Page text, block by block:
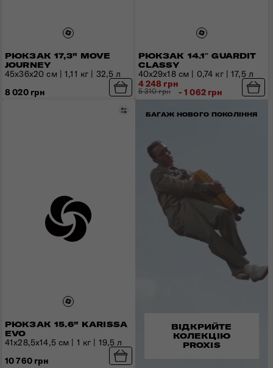
РЮКЗАК 17,3" MOVE
JOURNEY
45х36х20 см | 1,11 кг | 32,5 л
8 020 грн
РЮКЗАК 14.1″ GUARDIT
CLASSY
40x29x18 см | 0,74 кг | 17,5 л
4 248 грн
5 310 грн - 1 062 грн
РЮКЗАК 15.6" KARISSA
EVO
Порівняти
41x28,5x14,5 см | 1 кг | 19,5 л
10 760 грн
БАГАЖ НОВОГО ПОКОЛІННЯ
ВІДКРИЙТЕ
КОЛЕКЦІЮ
PROXIS